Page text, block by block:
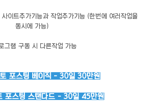
이트추가기능과 작업추가기능 (한번에 여러작업을
동시에 가능)
그램 구동 시 다른작업 가능
포스팅 베이직 - 30일 30만원
포스팅 스탠다드 - 30일 45만원